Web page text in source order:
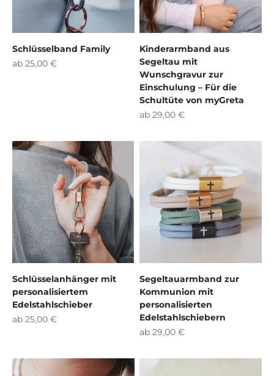
Schlüsselband Family
Angebot
ab 25,00 €
Kinderarmband aus
Segeltau mit
Wunschgravur zur
Einschulung – Für die
Schultüte von myGreta
Angebot
ab 29,00 €
Schlüsselanhänger mit
personalisiertem
Edelstahlschieber
Angebot
ab 25,00 €
Segeltauarmband zur
Kommunion mit
personalisierten
Edelstahlschiebern
Angebot
ab 29,00 €